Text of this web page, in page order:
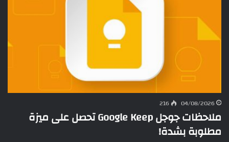
04/08/2026
216
ملاحظات جوجل Google Keep تحصل على ميزة
مطلوبة بشدة!